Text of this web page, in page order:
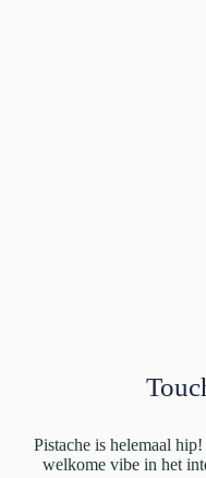
Pistache is helemaal
welkome vibe in het